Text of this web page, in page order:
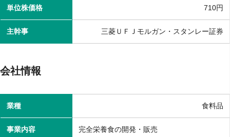
単位株価格 710円
主幹事 三菱ＵＦＪモルガン・スタンレー証券
会社情報
業種 食料品
事業内容 完全栄養食の開発・販売